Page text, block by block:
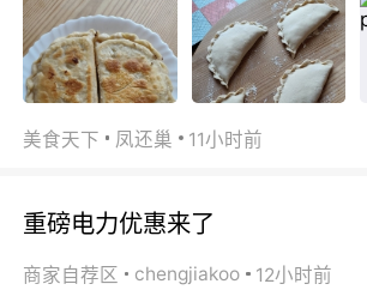
美食天下 凤还巢 11小时前
重磅电力优惠来了
商家自荐区 chengjiakoo 12小时前